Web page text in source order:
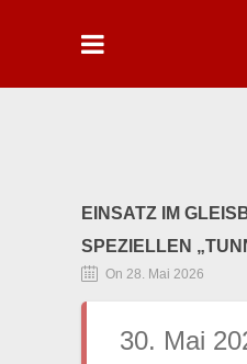
EINSATZ IM
SPEZIELLEN
On 28. Mai 2026
30. Mai